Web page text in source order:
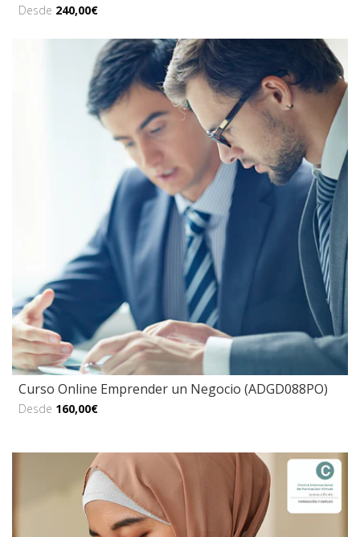
Desde 240,00€
Curso Online Emprender un Negocio (ADGD088PO)
Desde 160,00€